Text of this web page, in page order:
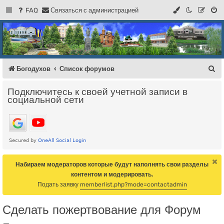
FAQ Связаться с администрацией
Регистрация
Форум Богодухова
Богодухов
Богодухов Список форумов
Подключитесь к своей учетной записи в
социальной сети
Набираем модераторов которые будут наполнять свои разделы
контентом и модерировать.
Подать заявку memberlist.php?mode=contactadmin
Сделать пожертвование для Форум